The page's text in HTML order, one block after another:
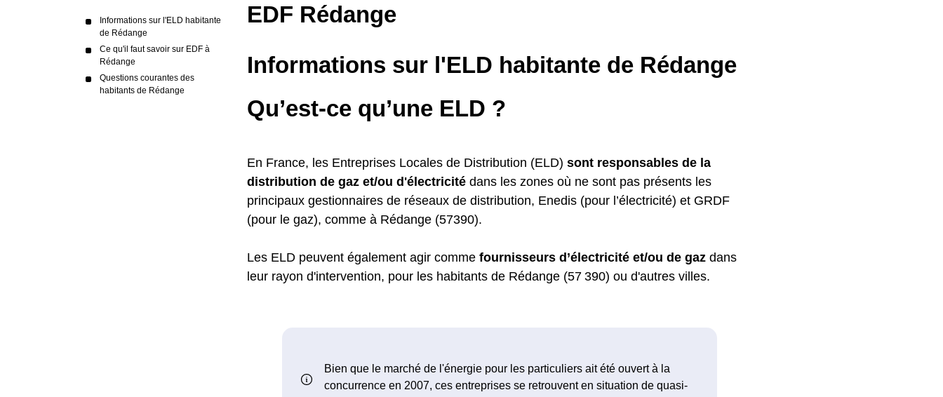
Informations sur l'ELD habitante
de Rédange
Ce qu'il faut savoir sur EDF à
Rédange
Questions courantes des
habitants de Rédange
EDF Rédange
Informations sur l'ELD habitante de Rédange
Qu’est-ce qu’une ELD ?
En France, les Entreprises Locales de Distribution (ELD) sont responsables de la
distribution de gaz et/ou d'électricité dans les zones où ne sont pas présents les
principaux gestionnaires de réseaux de distribution, Enedis (pour l’électricité) et GRDF
(pour le gaz), comme à Rédange (57390).
Les ELD peuvent également agir comme fournisseurs d’électricité et/ou de gaz dans
leur rayon d'intervention, pour les habitants de Rédange (57 390) ou d'autres villes.